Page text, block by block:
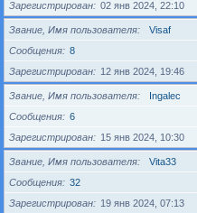
Зарегистрирован
02 янв 2024, 22:10
Звание, Имя пользователя
Visaf
Сообщения
8
Зарегистрирован
12 янв 2024, 19:46
Звание, Имя пользователя
Ingalec
Сообщения
6
Зарегистрирован
15 янв 2024, 10:30
Звание, Имя пользователя
Vita33
Сообщения
32
Зарегистрирован
19 янв 2024, 07:13